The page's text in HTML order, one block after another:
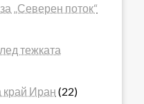
„Северен поток“
тежката
Иран (22)